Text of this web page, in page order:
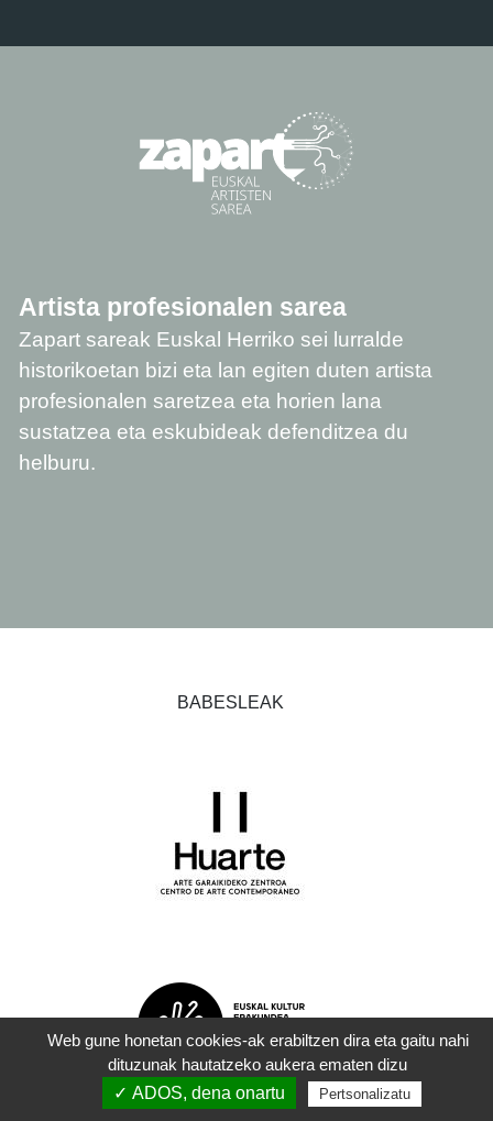
Artista profesionalen sarea
Zapart sareak Euskal Herriko sei lurralde
historikoetan bizi eta lan egiten duten artista
profesionalen saretzea eta horien lana
sustatzea eta eskubideak defenditzea du
helburu.
BABESLEAK
Web gune honetan cookies-ak erabiltzen dira eta gaitu nahi
dituzunak hautatzeko aukera ematen dizu
✓ ADOS, dena onartu
Pertsonalizatu